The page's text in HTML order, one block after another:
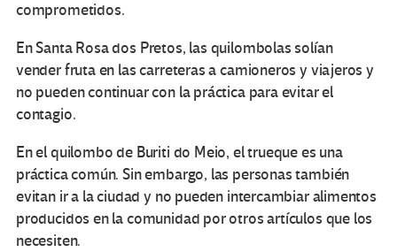
comprometidos.
En Santa Rosa dos Pretos, las quilombolas solían
vender fruta en las carreteras a camioneros y viajeros y
no pueden continuar con la práctica para evitar el
contagio.
En el quilombo de Buriti do Meio, el trueque es una
práctica común. Sin embargo, las personas también
evitan ir a la ciudad y no pueden intercambiar alimentos
producidos en la comunidad por otros artículos que los
necesiten.